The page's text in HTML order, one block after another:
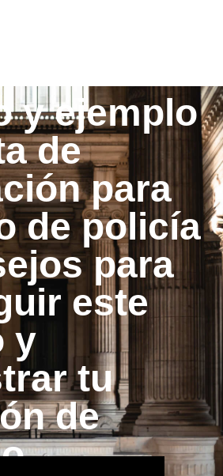
y ejemplo
de
para
de policía
para
este
y
tu
de